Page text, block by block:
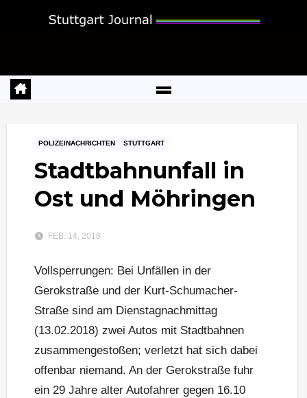
POLIZEINACHRICHTEN STUTTGART
Stadtbahnunfall in
Ost und Möhringen
FEB. 14, 2018
Vollsperrungen: Bei Unfällen in der
Gerokstraße und der Kurt-Schumacher-
Straße sind am Dienstagnachmittag
(13.02.2018) zwei Autos mit Stadtbahnen
zusammengestoßen; verletzt hat sich dabei
offenbar niemand. An der Gerokstraße fuhr
ein 29 Jahre alter Autofahrer gegen 16.10